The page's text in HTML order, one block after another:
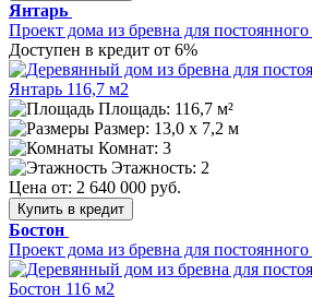
Янтарь
Проект дома из бревна для
Доступен в кредит от 6%
Площадь: 116,7 м²
Размер: 13,0 x 7,2 м
Комнат: 3
Этажность: 2
Цена от: 2 640 000 руб.
Купить в кредит
Бостон
Проект дома из бревна для